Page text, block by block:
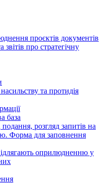
проєктів документів
про стратегічну
та протидія
база
розгляд запитів на
Форма для заповнення
оприлюдненню у